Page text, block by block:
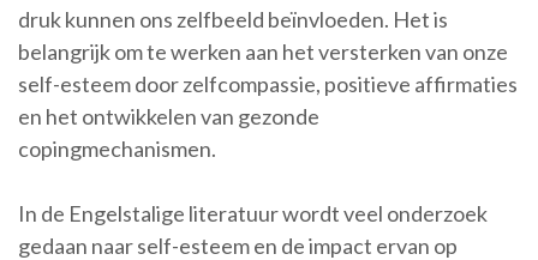
druk kunnen ons zelfbeeld beïnvloeden. Het is
belangrijk om te werken aan het versterken van onze
self-esteem door zelfcompassie, positieve affirmaties
en het ontwikkelen van gezonde
copingmechanismen.
In de Engelstalige literatuur wordt veel onderzoek
gedaan naar self-esteem en de impact ervan op